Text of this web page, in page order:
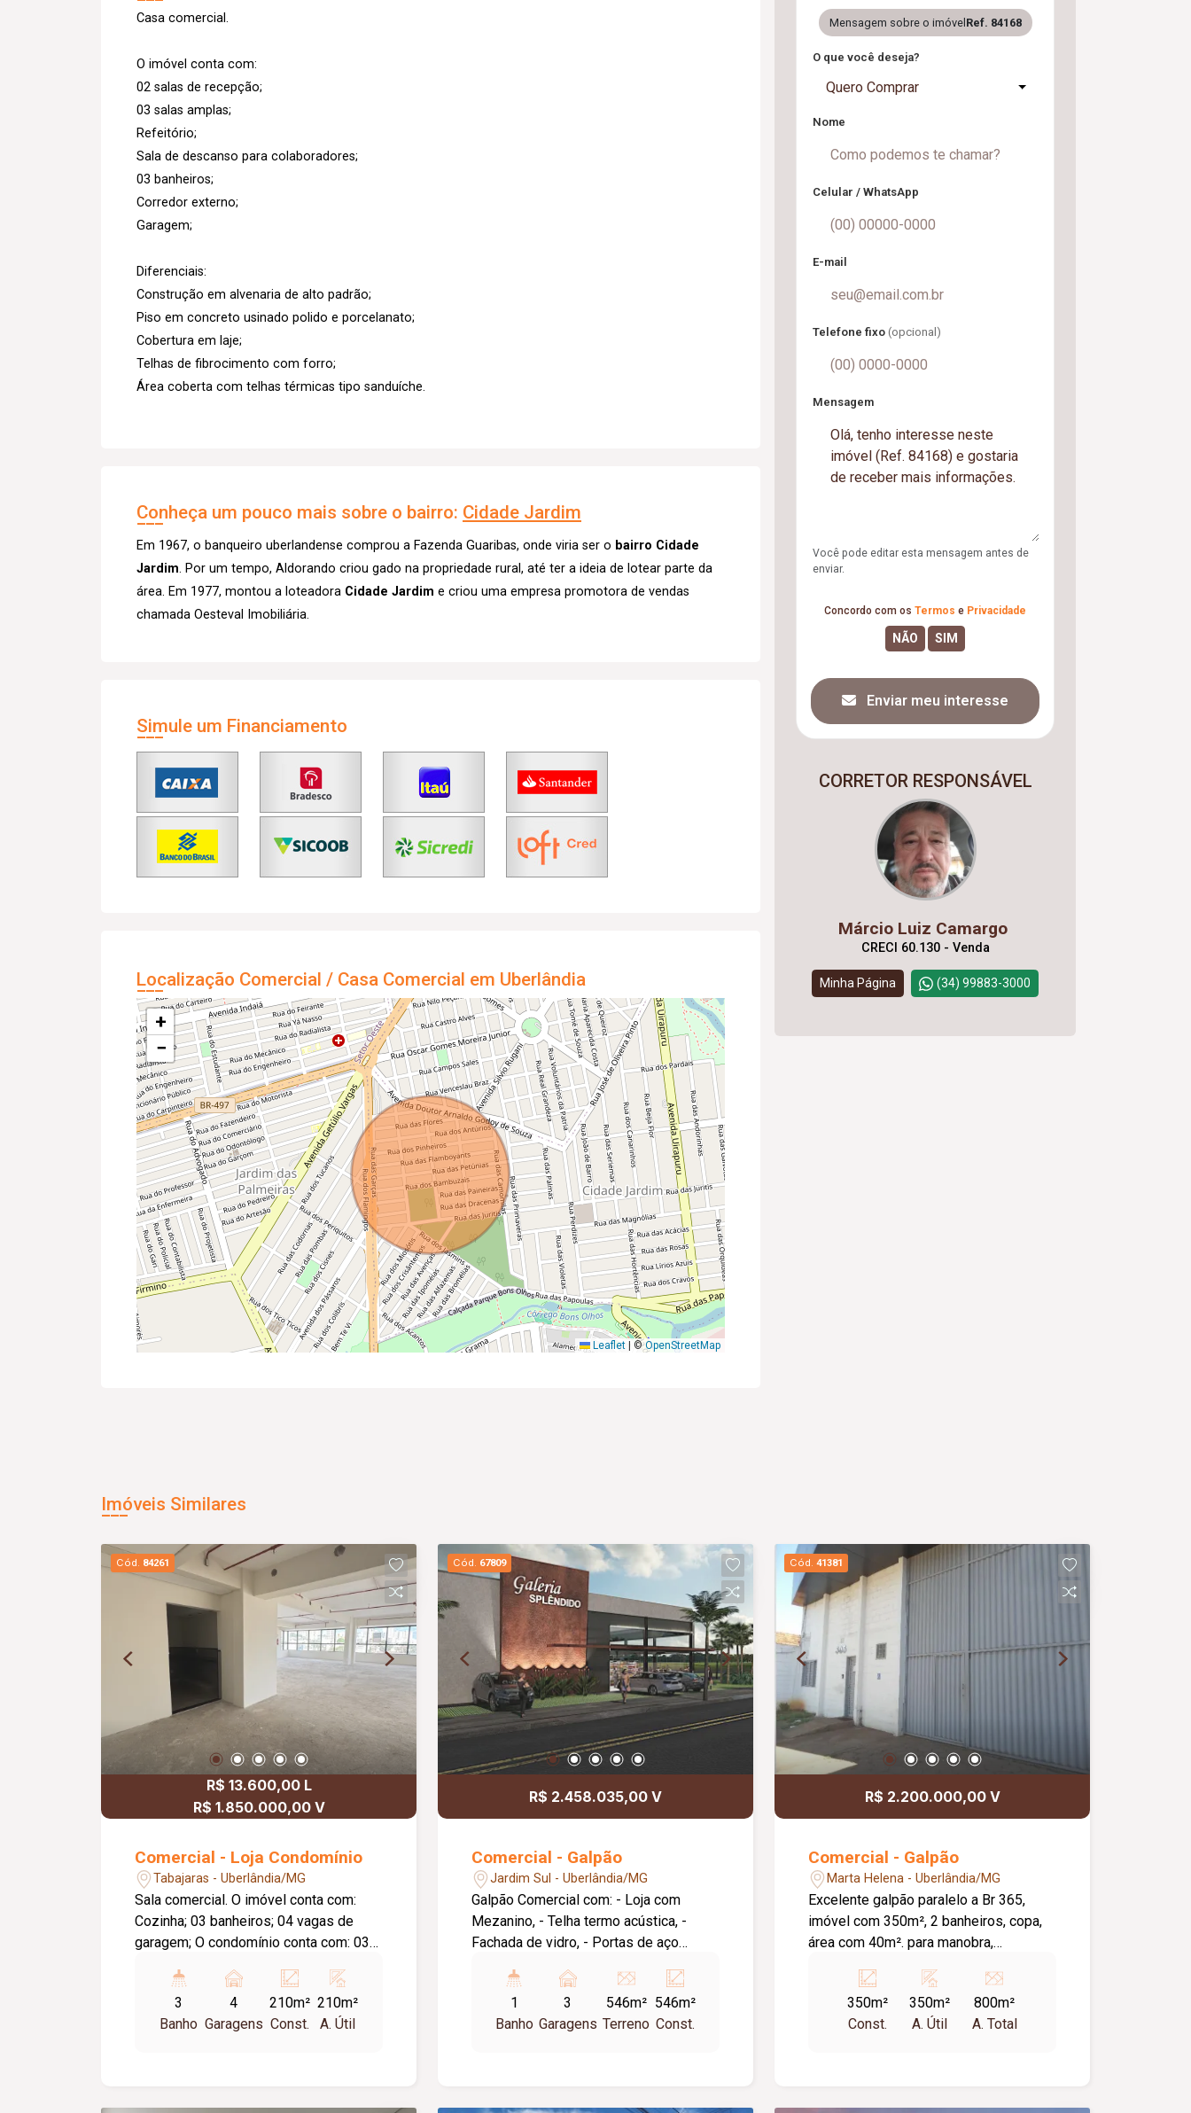
Casa comercial.
O imóvel conta com:
02 salas de recepção;
03 salas amplas;
Refeitório;
Sala de descanso para colaboradores;
03 banheiros;
Corredor externo;
Garagem;
Diferenciais:
Construção em alvenaria de alto padrão;
Piso em concreto usinado polido e porcelanato;
Cobertura em laje;
Telhas de fibrocimento com forro;
Área coberta com telhas térmicas tipo sanduíche.
Conheça um pouco mais sobre o bairro: Cidade Jardim
Em 1967, o banqueiro uberlandense comprou a Fazenda Guaribas, onde viria ser o bairro Cidade
Jardim. Por um tempo, Aldorando criou gado na propriedade rural, até ter a ideia de lotear parte da
área. Em 1977, montou a loteadora Cidade Jardim e criou uma empresa promotora de vendas
chamada Oesteval Imobiliária.
Simule um Financiamento
Localização Comercial / Casa Comercial em Uberlândia
+
−
Leaflet | ©OpenStreetMap
Mensagem sobre o imóvel Ref. 84168
O que você deseja?
Quero Comprar
Nome
Celular / WhatsApp
E-mail
Telefone fixo (opcional)
Mensagem
Você pode editar esta mensagem antes de
enviar.
Concordo com os Termos e Privacidade
Enviar meu interesse
CORRETOR RESPONSÁVEL
Márcio Luiz Camargo
CRECI 60.130 - Venda
Minha Página (34) 99883-3000
Imóveis Similares
Cód. 84261
R$ 13.600,00 L
R$ 1.850.000,00 V
Comercial - Loja Condomínio
Tabajaras - Uberlândia/MG
Sala comercial. O imóvel conta com:
Cozinha; 03 banheiros; 04 vagas de
garagem; O condomínio conta com: 03
comercial.
3
Banho
4
Garagens
210m²
Const.
210m²
A. Útil
Cód. 67809
R$ 2.458.035,00 V
Comercial - Galpão
Jardim Sul - Uberlândia/MG
Galpão Comercial com: - Loja com
Mezanino, - Telha termo acústica, -
Fachada de vidro, - Portas de aço
Estacionamento individual por loja, -
Piso concreto usinado, - Pé-direito de
6m².
1
Banho
3
Garagens
546m²
Terreno
546m²
Const.
Cód. 41381
R$ 2.200.000,00 V
Comercial - Galpão
Marta Helena - Uberlândia/MG
Excelente galpão paralelo a Br 365,
imóvel com 350m², 2 banheiros, copa,
área com 40m². para manobra,
350m²
Const.
350m²
A. Útil
800m²
A. Total